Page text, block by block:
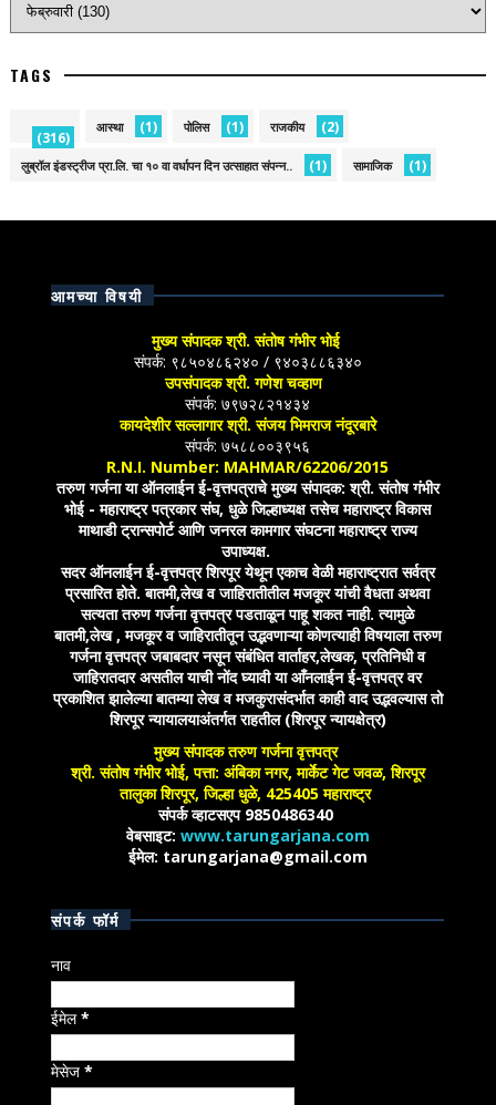
TAGS
(316)
आस्था (1) पोलिस (1) राजकीय (2)
लुब्रॉल इंडस्ट्रीज प्रा.लि. चा १० वा वर्धापन दिन उत्साहात संपन्न.. (1) सामाजिक (1)
आमच्या विषयी
मुख्य संपादक श्री. संतोष गंभीर भोई
संपर्क: ९८५०४८६२४० / ९४०३८८६३४०
उपसंपादक श्री. गणेश चव्हाण
संपर्क: ७९७२८२१४३४
कायदेशीर सल्लागार श्री. संजय भिमराज नंदूरबारे
संपर्क: ७५८८००३९५६
R.N.I. Number: MAHMAR/62206/2015
तरुण गर्जना या ऑनलाईन ई-वृत्तपत्राचे मुख्य संपादक: श्री. संतोष गंभीर
भोई - महाराष्ट्र पत्रकार संघ, धुळे जिल्हाध्यक्ष तसेच महाराष्ट्र विकास
माथाडी ट्रान्सपोर्ट आणि जनरल कामगार संघटना महाराष्ट्र राज्य
उपाध्यक्ष.
सदर ऑनलाईन ई-वृत्तपत्र शिरपूर येथून एकाच वेळी महाराष्ट्रात सर्वत्र
प्रसारित होते. बातमी,लेख व जाहिरातीतील मजकूर यांची वैधता अथवा
सत्यता तरुण गर्जना वृत्तपत्र पडताळून पाहू शकत नाही. त्यामुळे
बातमी,लेख , मजकूर व जाहिरातीतून उद्भवणाऱ्या कोणत्याही विषयाला तरुण
गर्जना वृत्तपत्र जबाबदार नसून संबंधित वार्ताहर,लेखक, प्रतिनिधी व
जाहिरातदार असतील याची नोंद घ्यावी या आँनलाईन ई-वृत्तपत्र वर
प्रकाशित झालेल्या बातम्या लेख व मजकुरासंदर्भात काही वाद उद्भवल्यास तो
शिरपूर न्यायालयाअंतर्गत राहतील (शिरपूर न्यायक्षेत्र)
मुख्य संपादक तरुण गर्जना वृत्तपत्र
श्री. संतोष गंभीर भोई, पत्ता: अंबिका नगर, मार्केट गेट जवळ, शिरपूर
तालुका शिरपूर, जिल्हा धुळे, 425405 महाराष्ट्र
संपर्क व्हाटसएप 9850486340
वेबसाइट: www.tarungarjana.com
ईमेल: tarungarjana@gmail.com
संपर्क फॉर्म
नाव
ईमेल*
मेसेज*